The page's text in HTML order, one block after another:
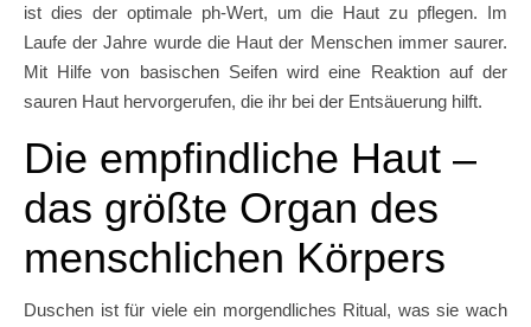
ist dies der optimale ph-Wert, um die Haut zu pflegen. Im
Laufe der Jahre wurde die Haut der Menschen immer saurer.
Mit Hilfe von basischen Seifen wird eine Reaktion auf der
sauren Haut hervorgerufen, die ihr bei der Entsäuerung hilft.
Die empfindliche Haut –
das größte Organ des
menschlichen Körpers
Duschen ist für viele ein morgendliches Ritual, was sie wach